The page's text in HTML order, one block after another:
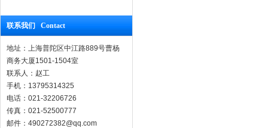
联系我们 Contact
地址：上海普陀区中江路889号曹杨
商务大厦1501-1504室
联系人：赵工
手机：13795314325
电话：021-32206726
传真：021-52500777
邮件：490272382@qq.com